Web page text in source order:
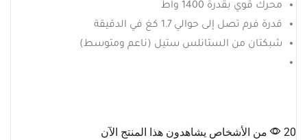
محرك قوي بقدرة 1400 واط
قدرة فرم تصل إلى حوالي 1.7 كغ في الدقيقة
شبكتان من الستانلس ستيل (ناعم ومتوسط)
20 من الأشخاص يشاهدون هذا المنتج الآن